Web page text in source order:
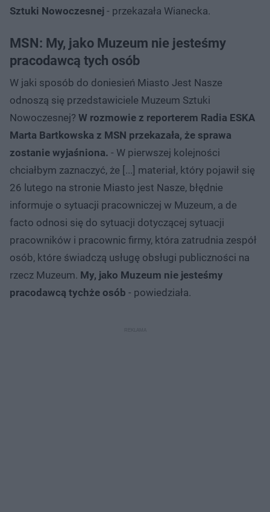
Sztuki Nowoczesnej - przekazała Wianecka.
MSN: My, jako Muzeum nie jesteśmy
pracodawcą tych osób
W jaki sposób do doniesień Miasto Jest Nasze
odnoszą się przedstawiciele Muzeum Sztuki
Nowoczesnej? W rozmowie z reporterem Radia ESKA
Marta Bartkowska z MSN przekazała, że sprawa
zostanie wyjaśniona. - W pierwszej kolejności
chciałbym zaznaczyć, że [...] materiał, który pojawił się
26 lutego na stronie Miasto jest Nasze, błędnie
informuje o sytuacji pracowniczej w Muzeum, a de
facto odnosi się do sytuacji dotyczącej sytuacji
pracowników i pracownic firmy, która zatrudnia zespół
osób, które świadczą usługę obsługi publiczności na
rzecz Muzeum. My, jako Muzeum nie jesteśmy
pracodawcą tychże osób - powiedziała.